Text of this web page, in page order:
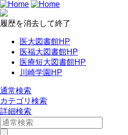
履歴を消去して終了
医大図書館HP
医福大図書館HP
医療短大図書館HP
川崎学園HP
通常検索
カテゴリ検索
詳細検索